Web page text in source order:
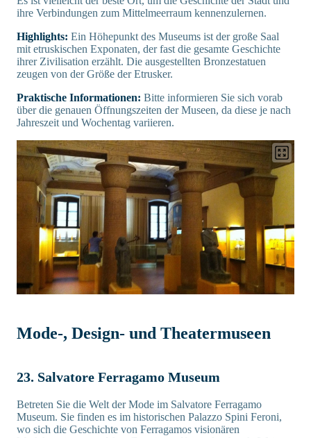
ihre Verbindungen zum Mittelmeerraum kennenzulernen.
Highlights: Ein Höhepunkt des Museums ist der große Saal
mit etruskischen Exponaten, der fast die gesamte Geschichte
ihrer Zivilisation erzählt. Die ausgestellten Bronzestatuen
zeugen von der Größe der Etrusker.
Praktische Informationen: Bitte informieren Sie sich vorab
über die genauen Öffnungszeiten der Museen, da diese je nach
Jahreszeit und Wochentag variieren.
Mode-, Design- und Theatermuseen
23. Salvatore Ferragamo Museum
Betreten Sie die Welt der Mode im Salvatore Ferragamo
Museum. Sie finden es im historischen Palazzo Spini Feroni,
wo sich die Geschichte von Ferragamos visionären